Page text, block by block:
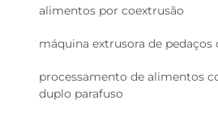
alimentos por coextrusão
máquina extrusora de pedaços
processamento de alimentos
duplo parafuso